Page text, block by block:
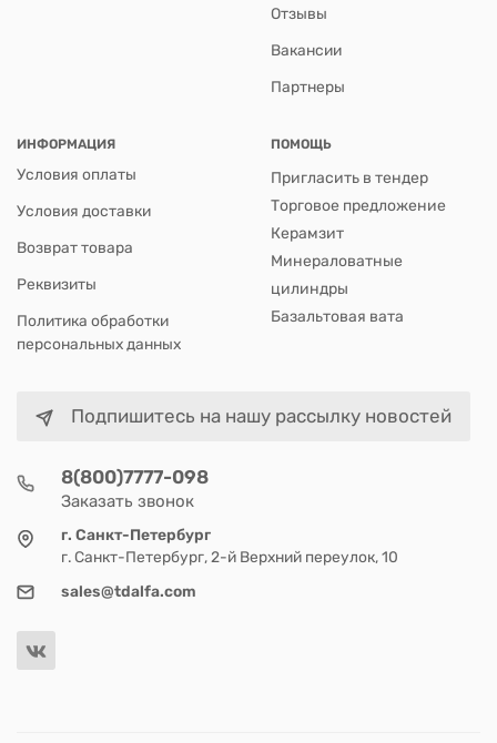
Отзывы
Вакансии
Партнеры
ИНФОРМАЦИЯ
Условия оплаты
Условия доставки
Возврат товара
Реквизиты
Политика обработки
персональных данных
ПОМОЩЬ
Пригласить в тендер
Торговое предложение
Керамзит
Минераловатные
цилиндры
Базальтовая вата
Подпишитесь на нашу рассылку новостей
8(800)7777-098
Заказать звонок
г. Санкт-Петербург
г. Санкт-Петербург, 2-й Верхний переулок, 10
sales@tdalfa.com